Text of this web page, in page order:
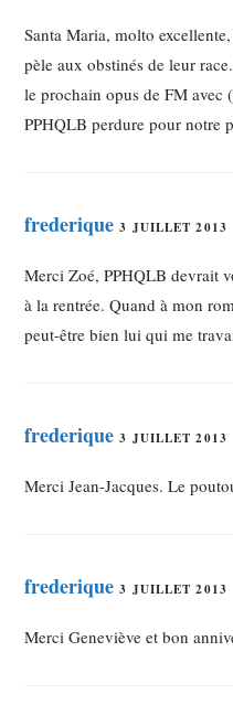
Santa Maria, molto
pèle aux obstinés de leur
le prochain opus de FM avec
PPHQLB perdure pour notre
frederique 3 JUILLET 2013
Merci Zoé, PPHQLB devrait
à la rentrée. Quand à mon
peut-être bien lui qui me
frederique 3 JUILLET 2013
Merci Jean-Jacques. Le
frederique 3 JUILLET 2013
Merci Geneviève et bon